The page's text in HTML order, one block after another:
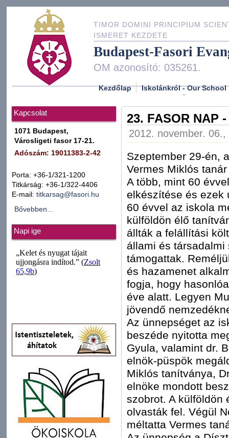
TIMOR DOMINI PRINCIPIUM
ISMERET KEZDETE
Budapest-Fasori
OM azonosító: 035261.
Kezdőlap Iskolánkról - Our School
Kapcsolat
1071 Budapest,
Városligeti fasor 17-21.
Adószám: 19011383-2-42
Porta: +36-1/321-1200
Titkárság: +36-1/322-4406
E-mail: titkarsag@fasori.hu
Bővebben...
Napi ige
23. FASOR NAP
2012. november.
Szeptember 29-én,
Vermes Miklós
A több, mint 60
elkészítése és ezek
60 évvel az iskola
külföldön élő
állták a felállítási
állami és
támogattak.
és hazamenet
fogja, hogy
éve alatt. Legyen
jövendő
Az ünnepséget az
beszéde nyitotta
Gyula, valamint dr.
elnök-püspök
Miklós tanítványa,
elnöke mondott
szobrot. A külföldön
olvasták fel. Végül
méltatta Vermes